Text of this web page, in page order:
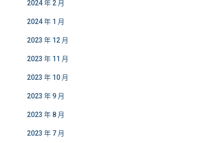
2024 年 2 月
2024 年 1 月
2023 年 12 月
2023 年 11 月
2023 年 10 月
2023 年 9 月
2023 年 8 月
2023 年 7 月